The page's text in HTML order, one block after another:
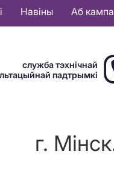
Навіны Аб
служба тэхнічнай
падтрымкі
г.